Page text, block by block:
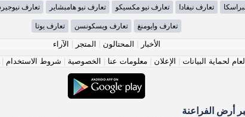
تعارف نيفادا تعارف نيو مكسيكو تعارف نيو هامبشاير تعارف
تعارف وايومنغ تعارف ويسكونسن تعارف يوتا
الأخبار المحتالون المتجر
الآراء
لحماية البيانات
الإعلان معلومات عنا الخصوصية شروط الاستخدام
أرض الفراعنة